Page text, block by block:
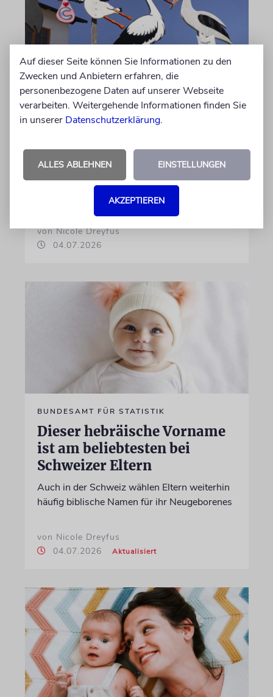
STATISTIK
Diese hebräischen
Vornamen in Österreich sind
am beliebtesten
Österreichische Eltern wählen gern Klassiker.
Unter den Top Ten sind auch viele Namen
biblischen Ursprungs
von Nicole Dreyfus
04.07.2026
BUNDESAMT FÜR STATISTIK
Dieser hebräische Vorname
ist am beliebtesten bei
Schweizer Eltern
Auch in der Schweiz wählen Eltern weiterhin
häufig biblische Namen für ihr Neugeborenes
von Nicole Dreyfus
04.07.2026
Aktualisiert
Auf dieser Seite können Sie Informationen zu den
Zwecken und Anbietern erfahren, die
personenbezogene Daten auf unserer Webseite
verarbeiten. Weitergehende Informationen finden Sie
in unserer Datenschutzerklärung.
ALLES ABLEHNEN EINSTELLUNGEN
AKZEPTIEREN